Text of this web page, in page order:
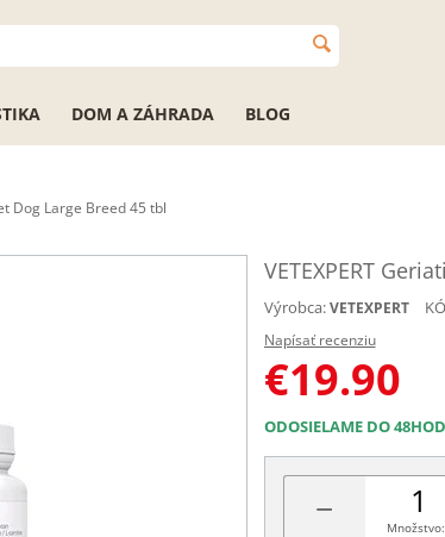
DOM A ZÁHRADA BLOG
Dog Large Breed 45 tbl
VETEXPERT
Výrobca: VETEXPERT
Napísať recenziu
€19.90
ODOSIELAME DO
− Množstvo: